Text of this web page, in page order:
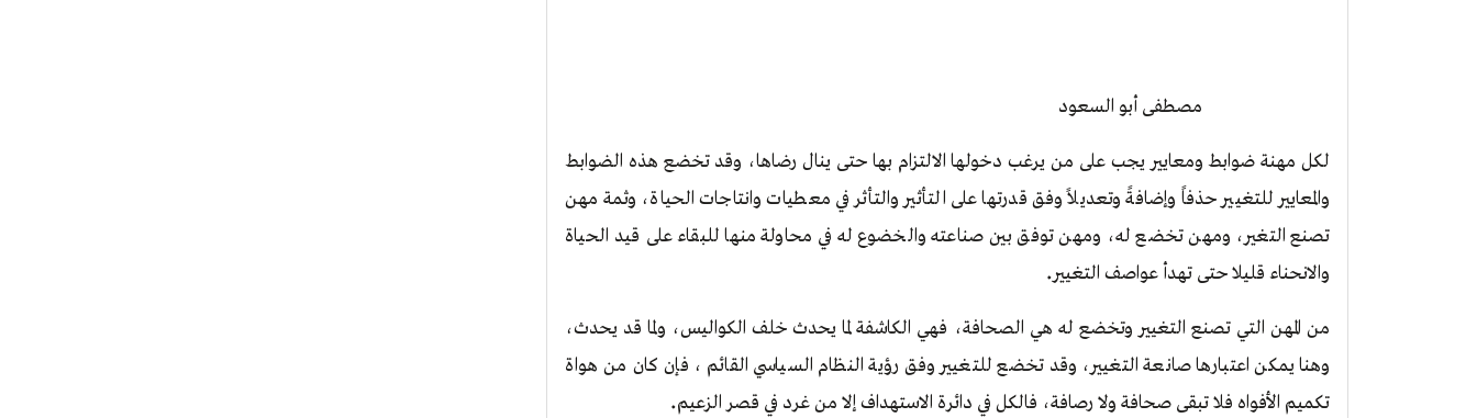
مصطفى أبو السعود
لكل مهنة ضوابط ومعايير يجب على من يرغب دخولها الالتزام بها حتى ينال رضاها، وقد تخضع هذه الضوابط
والمعايير للتغيير حذفاً وإضافةً وتعديلاً وفق قدرتها على التأثير والتأثر في معطيات وانتاجات الحياة، وثمة مهن
تصنع التغير، ومهن تخضع له، ومهن توفق بين صناعته والخضوع له في محاولة منها للبقاء على قيد الحياة
والانحناء قليلا حتى تهدأ عواصف التغيير.
من المهن التي تصنع التغيير وتخضع له هي الصحافة، فهي الكاشفة لما يحدث خلف الكواليس، ولما قد يحدث،
وهنا يمكن اعتبارها صانعة التغيير، وقد تخضع للتغيير وفق رؤية النظام السياسي القائم ، فإن كان من هواة
تكميم الأفواه فلا تبقى صحافة ولا رصافة، فالكل في دائرة الاستهداف إلا من غرد في قصر الزعيم.